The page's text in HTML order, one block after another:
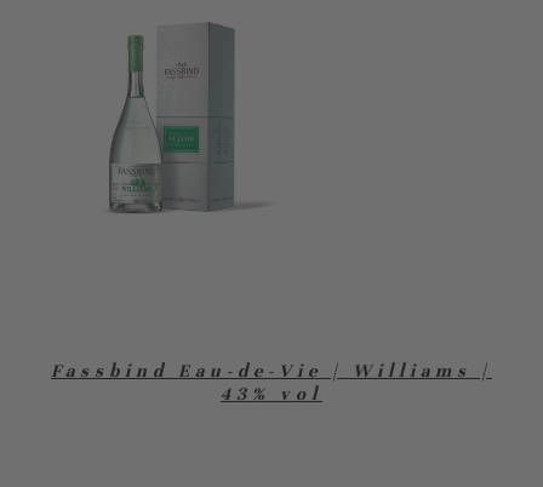
Fassbind Eau-de-Vie | Williams |
43% vol